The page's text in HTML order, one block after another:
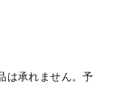
は承れません。予